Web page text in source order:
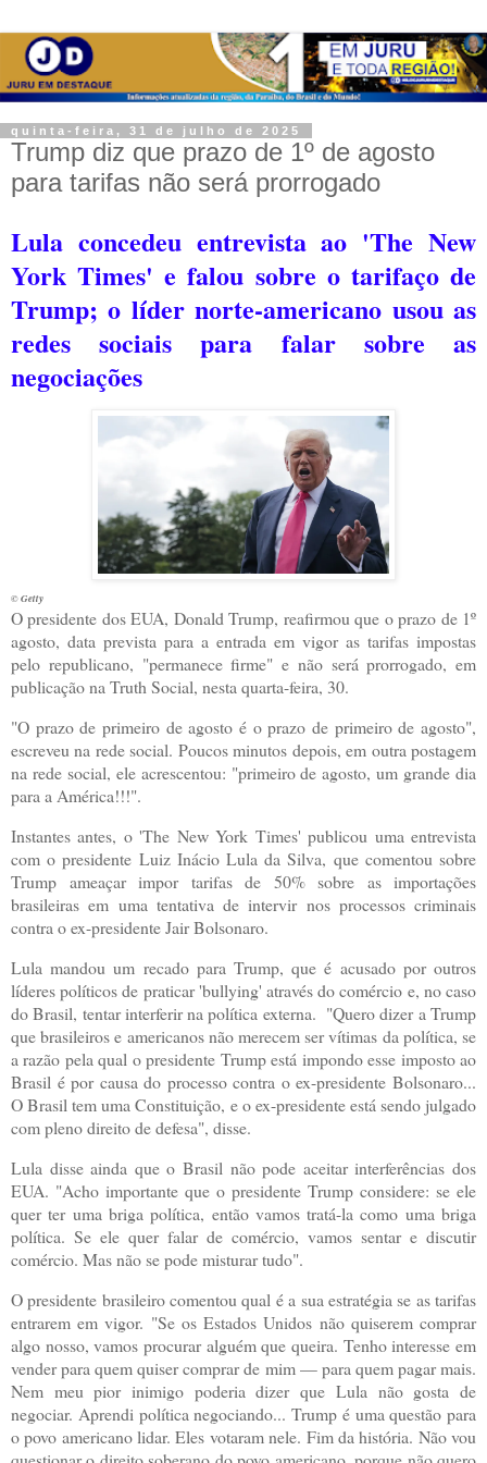
quinta-feira, 31 de julho de 2025
Trump diz que prazo de 1º de agosto
para tarifas não será prorrogado
Lula concedeu entrevista ao 'The New
York Times' e falou sobre o tarifaço de
Trump; o líder norte-americano usou as
redes sociais para falar sobre as
negociações
© Getty
Opresidente dos EUA, Donald Trump, reafirmou que o prazo de 1º
agosto, data prevista para a entrada em vigor as tarifas impostas
pelo republicano, "permanece firme" e não será prorrogado, em
publicação na Truth Social, nesta quarta-feira, 30.
"O prazo de primeiro de agosto é o prazo de primeiro de agosto",
escreveu na rede social. Poucos minutos depois, em outra postagem
na rede social, ele acrescentou: "primeiro de agosto, um grande dia
para a América!!!".
Instantes antes, o 'The New York Times' publicou uma entrevista
com o presidente Luiz Inácio Lula da Silva, que comentou sobre
Trump ameaçar impor tarifas de 50% sobre as importações
brasileiras em uma tentativa de intervir nos processos criminais
contra o ex-presidente Jair Bolsonaro.
Lula mandou um recado para Trump, que é acusado por outros
líderes políticos de praticar 'bullying' através do comércio e, no caso
do Brasil, tentar interferir na política externa. "Quero dizer a Trump
que brasileiros e americanos não merecem ser vítimas da política, se
a razão pela qual o presidente Trump está impondo esse imposto ao
Brasil é por causa do processo contra o ex-presidente Bolsonaro...
O Brasil tem uma Constituição, e o ex-presidente está sendo julgado
com pleno direito de defesa", disse.
Lula disse ainda que o Brasil não pode aceitar interferências dos
EUA. "Acho importante que o presidente Trump considere: se ele
quer ter uma briga política, então vamos tratá-la como uma briga
política. Se ele quer falar de comércio, vamos sentar e discutir
comércio. Mas não se pode misturar tudo".
O presidente brasileiro comentou qual é a sua estratégia se as tarifas
entrarem em vigor. "Se os Estados Unidos não quiserem comprar
algo nosso, vamos procurar alguém que queira. Tenho interesse em
vender para quem quiser comprar de mim — para quem pagar mais.
Nem meu pior inimigo poderia dizer que Lula não gosta de
negociar. Aprendi política negociando... Trump é uma questão para
o povo americano lidar. Eles votaram nele. Fim da história. Não vou